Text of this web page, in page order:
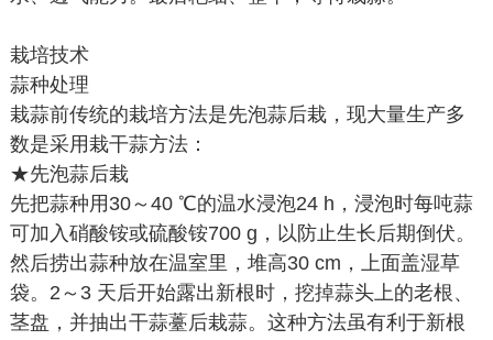
栽培技术
蒜种处理
栽蒜前传统的栽培方法是先泡蒜后栽，现大量生产多
数是采用栽干蒜方法：
★先泡蒜后栽
先把蒜种用30～40 ℃的温水浸泡24 h，浸泡时每吨蒜
可加入硝酸铵或硫酸铵700 g，以防止生长后期倒伏。
然后捞出蒜种放在温室里，堆高30 cm，上面盖湿草
袋。2～3 天后开始露出新根时，挖掉蒜头上的老根、
茎盘，并抽出干蒜薹后栽蒜。这种方法虽有利于新根